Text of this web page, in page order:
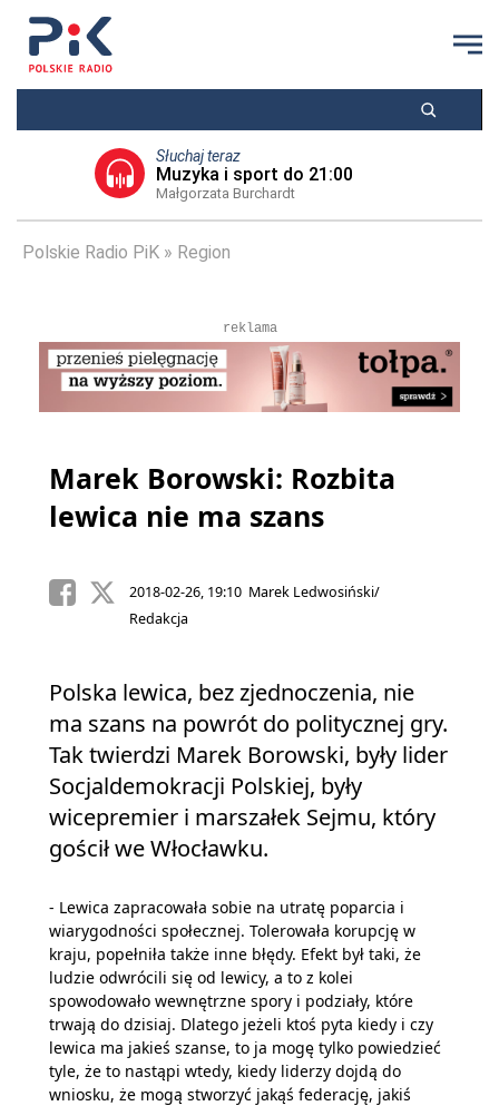
Słuchaj teraz
Muzyka i sport do 21:00
Małgorzata Burchardt
Polskie Radio PiK Region
reklama
Marek Borowski: Rozbita
lewica nie ma szans
2018-02-26, 19:10 Marek Ledwosiński/
Redakcja
Polska lewica, bez zjednoczenia, nie
ma szans na powrót do politycznej gry.
Tak twierdzi Marek Borowski, były lider
Socjaldemokracji Polskiej, były
wicepremier i marszałek Sejmu, który
gościł we Włocławku.
- Lewica zapracowała sobie na utratę poparcia i
wiarygodności społecznej. Tolerowała korupcję w
kraju, popełniła także inne błędy. Efekt był taki, że
ludzie odwrócili się od lewicy, a to z kolei
spowodowało wewnętrzne spory i podziały, które
trwają do dzisiaj. Dlatego jeżeli ktoś pyta kiedy i czy
lewica ma jakieś szanse, to ja mogę tylko powiedzieć
tyle, że to nastąpi wtedy, kiedy liderzy dojdą do
wniosku, że mogą stworzyć jakąś federację, jakiś